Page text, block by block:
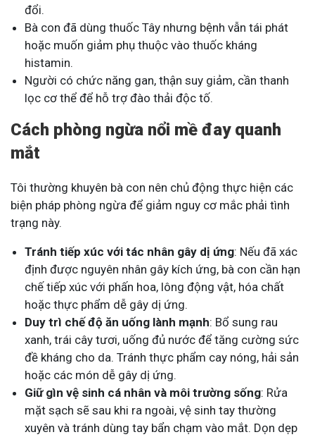
đổi.
Bà con đã dùng thuốc Tây nhưng bệnh vẫn tái phát
hoặc muốn giảm phụ thuộc vào thuốc kháng
histamin.
Người có chức năng gan, thận suy giảm, cần thanh
lọc cơ thể để hỗ trợ đào thải độc tố.
Cách phòng ngừa nổi mề đay quanh
mắt
Tôi thường khuyên bà con nên chủ động thực hiện các
biện pháp phòng ngừa để giảm nguy cơ mắc phải tình
trạng này.
Tránh tiếp xúc với tác nhân gây dị ứng: Nếu đã xác
định được nguyên nhân gây kích ứng, bà con cần hạn
chế tiếp xúc với phấn hoa, lông động vật, hóa chất
hoặc thực phẩm dễ gây dị ứng.
Duy trì chế độ ăn uống lành mạnh: Bổ sung rau
xanh, trái cây tươi, uống đủ nước để tăng cường sức
đề kháng cho da. Tránh thực phẩm cay nóng, hải sản
hoặc các món dễ gây dị ứng.
Giữ gìn vệ sinh cá nhân và môi trường sống: Rửa
mặt sạch sẽ sau khi ra ngoài, vệ sinh tay thường
xuyên và tránh dùng tay bẩn chạm vào mắt. Dọn dẹp